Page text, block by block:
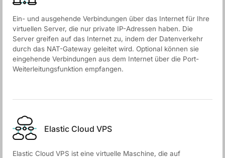
Ein- und ausgehende Verbindungen über das Internet für Ihre
virtuellen Server, die nur private IP-Adressen haben. Die
Server greifen auf das Internet zu, indem der Datenverkehr
durch das NAT-Gateway geleitet wird. Optional können sie
eingehende Verbindungen aus dem Internet über die Port-
Weiterleitungsfunktion empfangen.
Elastic Cloud VPS
Elastic Cloud VPS ist eine virtuelle Maschine, die auf